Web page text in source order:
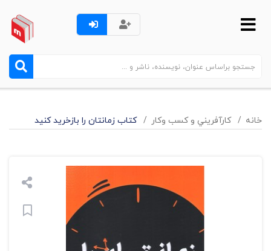
خانه کارآفريني و کسب وکار کتاب زمانتان را بازخرید کنید